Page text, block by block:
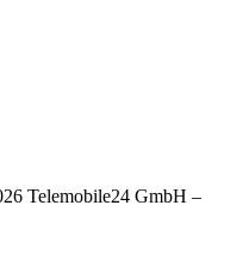
Telemobile24 GmbH –